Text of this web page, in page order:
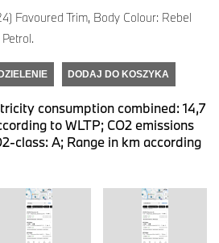
Favoured Trim, Body Colour: Rebel
DODAJ DO KOSZYKA
consumption combined: 14,7
to WLTP; CO2 emissions
class: A; Range in km according